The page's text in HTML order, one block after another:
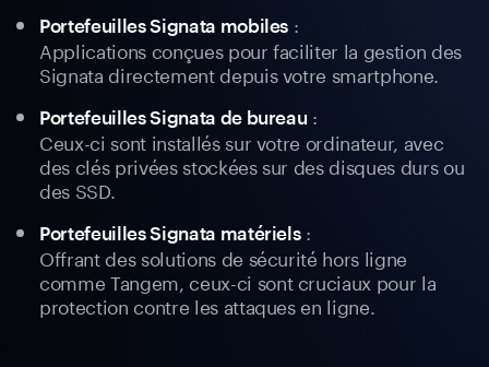
Portefeuilles Signata mobiles :
Applications conçues pour faciliter la gestion des
Signata directement depuis votre smartphone.
Portefeuilles Signata de bureau :
Ceux-ci sont installés sur votre ordinateur, avec
des clés privées stockées sur des disques durs ou
des SSD.
Portefeuilles Signata matériels:
Offrant des solutions de sécurité hors ligne
comme Tangem, ceux-ci sont cruciaux pour la
protection contre les attaques en ligne.